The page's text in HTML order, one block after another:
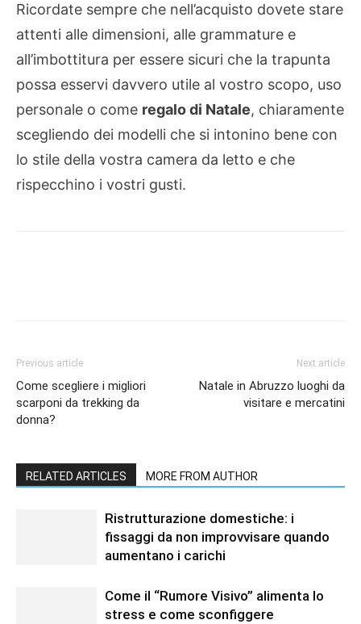
Ricordate sempre che nell’acquisto dovete stare
attenti alle dimensioni, alle grammature e
all’imbottitura per essere sicuri che la trapunta
possa esservi davvero utile al vostro scopo, uso
personale o come regalo di Natale, chiaramente
scegliendo dei modelli che si intonino bene con
lo stile della vostra camera da letto e che
rispecchino i vostri gusti.
Previous article
Come scegliere i migliori
scarponi da trekking da
donna?
Next article
Natale in Abruzzo luoghi da
visitare e mercatini
RELATED ARTICLES MORE FROM AUTHOR
Ristrutturazione domestiche: i
fissaggi da non improvvisare quando
aumentano i carichi
Come il “Rumore Visivo” alimenta lo
stress e come sconfiggere